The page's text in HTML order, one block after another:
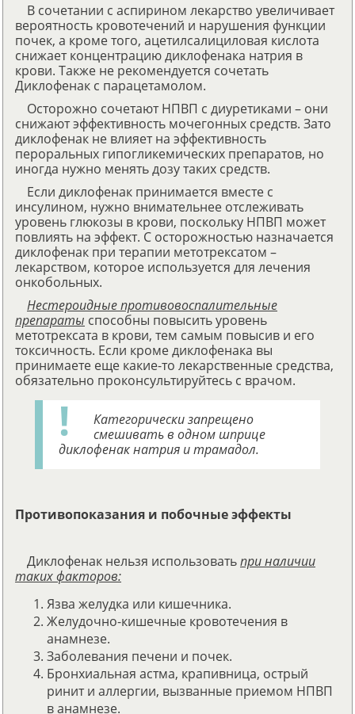
В сочетании с аспирином лекарство увеличивает
вероятность кровотечений и нарушения функции
почек, а кроме того, ацетилсалициловая кислота
снижает концентрацию диклофенака натрия в
крови. Также не рекомендуется сочетать
Диклофенак с парацетамолом.
Осторожно сочетают НПВП с диуретиками – они
снижают эффективность мочегонных средств. Зато
диклофенак не влияет на эффективность
пероральных гипогликемических препаратов, но
иногда нужно менять дозу таких средств.
Если диклофенак принимается вместе с
инсулином, нужно внимательнее отслеживать
уровень глюкозы в крови, поскольку НПВП может
повлиять на эффект. С осторожностью назначается
диклофенак при терапии метотрексатом –
лекарством, которое используется для лечения
онкобольных.
Нестероидные противовоспалительные
препараты способны повысить уровень
метотрексата в крови, тем самым повысив и его
токсичность. Если кроме диклофенака вы
принимаете еще какие-то лекарственные средства,
обязательно проконсультируйтесь с врачом.
Категорически запрещено
смешивать в одном шприце
диклофенак натрия и трамадол.
Противопоказания и побочные эффекты
Диклофенак нельзя использоватьпри наличии
таких факторов:
Язва желудка или кишечника.
Желудочно-кишечные кровотечения в
анамнезе.
Заболевания печени и почек.
Бронхиальная астма, крапивница, острый
ринит и аллергии, вызванные приемом НПВП
в анамнезе.